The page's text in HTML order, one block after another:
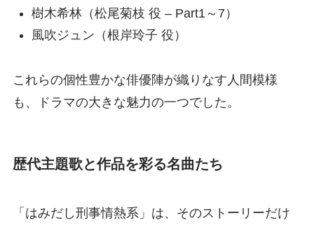
樹木希林（松尾菊枝 役 – Part1～7）
風吹ジュン（根岸玲子 役）
これらの個性豊かな俳優陣が織りなす人間模様
も、ドラマの大きな魅力の一つでした。
歴代主題歌と作品を彩る名曲たち
「はみだし刑事情熱系」は、そのストーリーだけ